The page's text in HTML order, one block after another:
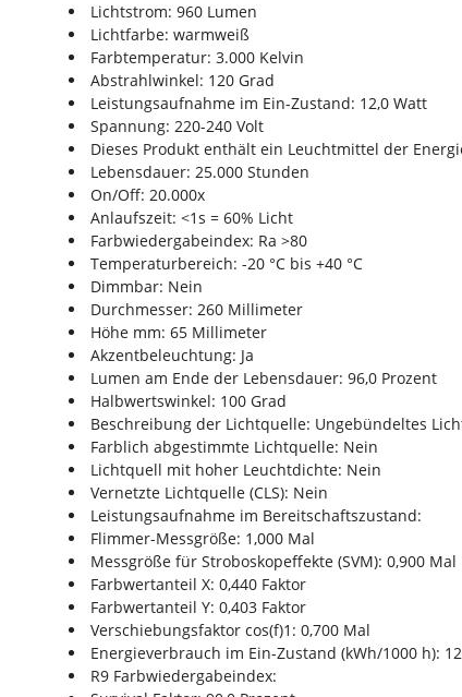
Lichtstrom: 960 Lumen
Lichtfarbe: warmweiß
Farbtemperatur: 3.000 Kelvin
Abstrahlwinkel: 120 Grad
Leistungsaufnahme im Ein-Zustand: 12,0 Watt
Spannung: 220-240 Volt
Dieses Produkt enthält ein Leuchtmittel der
Lebensdauer: 25.000 Stunden
On/Off: 20.000x
Anlaufszeit: <1s = 60% Licht
Farbwiedergabeindex: Ra >80
Temperaturbereich: -20 °C bis +40 °C
Dimmbar: Nein
Durchmesser: 260 Millimeter
Höhe mm: 65 Millimeter
Akzentbeleuchtung: Ja
Lumen am Ende der Lebensdauer: 96,0 Prozent
Halbwertswinkel: 100 Grad
Beschreibung der Lichtquelle: Ungebündeltes
Farblich abgestimmte Lichtquelle: Nein
Lichtquell mit hoher Leuchtdichte: Nein
Vernetzte Lichtquelle (CLS): Nein
Leistungsaufnahme im Bereitschaftszustand:
Flimmer-Messgröße: 1,000 Mal
Messgröße für Stroboskopeffekte (SVM): 0,900 Mal
Farbwertanteil X: 0,440 Faktor
Farbwertanteil Y: 0,403 Faktor
Verschiebungsfaktor cos(f)1: 0,700 Mal
Energieverbrauch im Ein-Zustand (kWh/1000 h):
R9 Farbwiedergabeindex: